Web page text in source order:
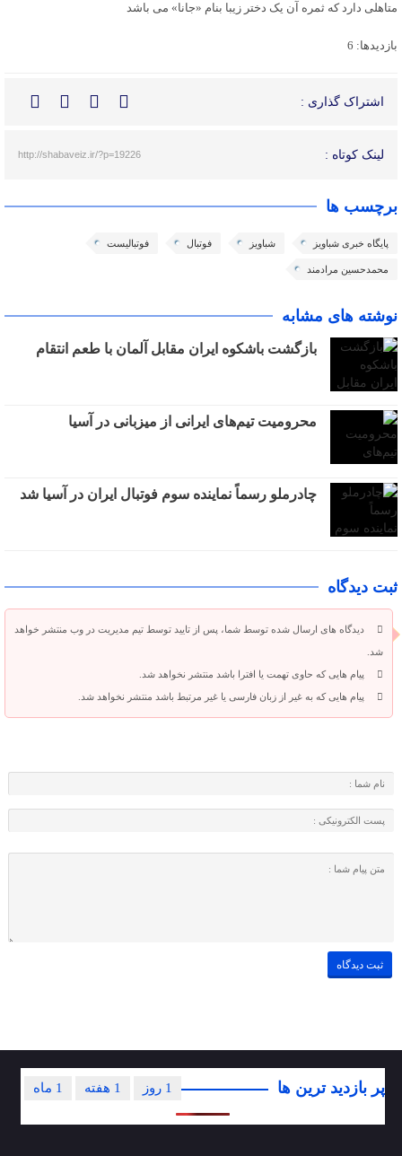
متاهلی دارد که ثمره آن یک دختر زیبا بنام «جانا» می باشد
بازدیدها: 6
اشتراک گذاری :
لینک کوتاه : http://shabaveiz.ir/?p=19226
برچسب ها
پایگاه خبری شباویز شباویز فوتبال فوتبالیست
محمدحسین مرادمند
نوشته های مشابه
بازگشت باشکوه ایران مقابل آلمان با طعم انتقام
محرومیت تیم‌های ایرانی از میزبانی در آسیا
چادرملو رسماً نماینده سوم فوتبال ایران در آسیا شد
ثبت دیدگاه
دیدگاه های ارسال شده توسط شما، پس از تایید توسط تیم مدیریت در وب منتشر خواهد
شد.
پیام هایی که حاوی تهمت یا افترا باشد منتشر نخواهد شد.
پیام هایی که به غیر از زبان فارسی یا غیر مرتبط باشد منتشر نخواهد شد.
پر بازدید ترین ها 1 ماه 1 هفته 1 روز